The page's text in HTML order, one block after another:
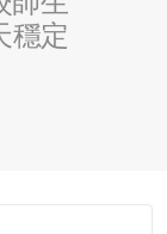
穩定